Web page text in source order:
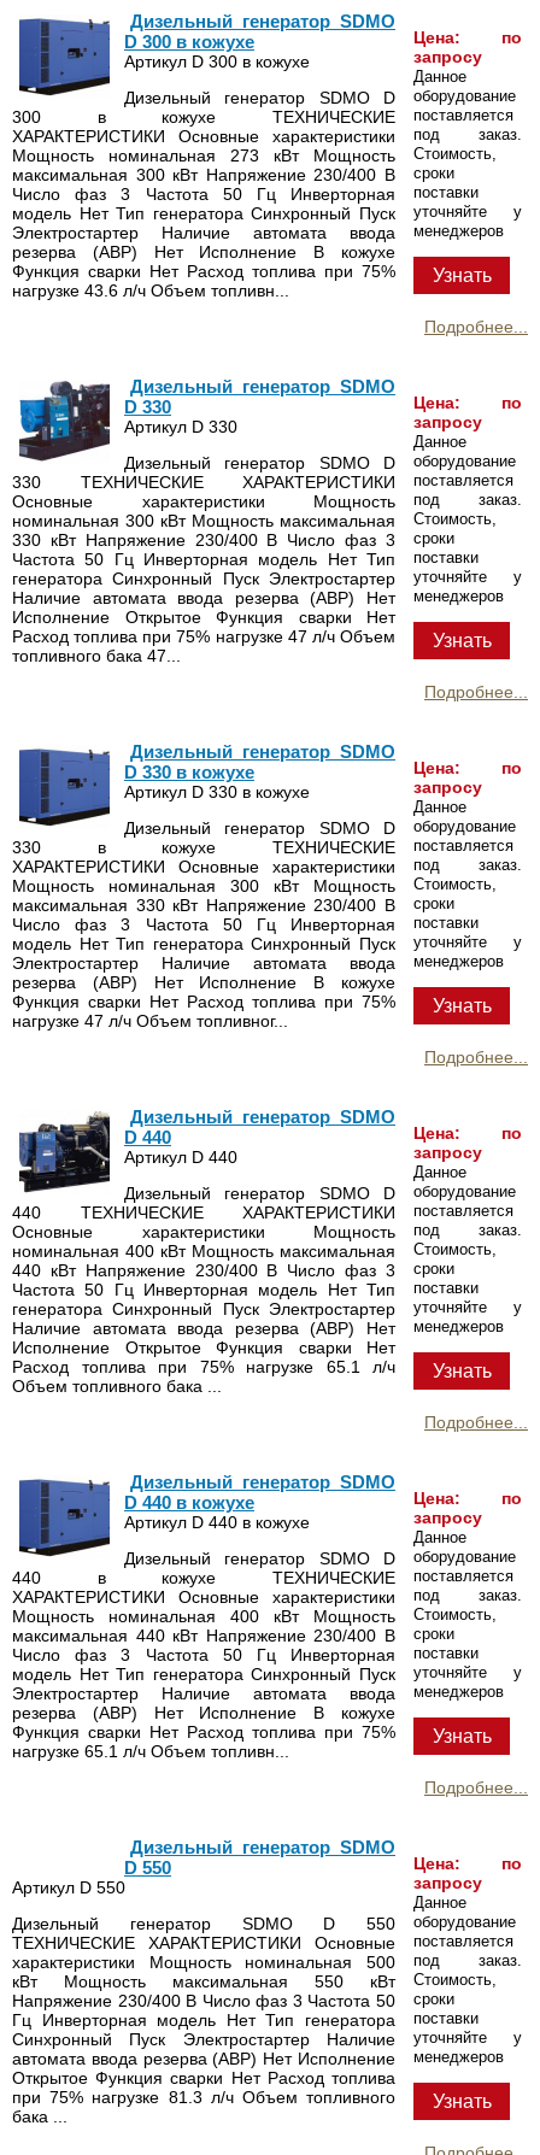
Цена: по
запросу
Данное
оборудование
поставляется
под заказ.
Стоимость,
сроки
поставки
уточняйте у
менеджеров
Узнать
Дизельный генератор SDMO
D 300 в кожухе
Артикул D 300 в кожухе
Дизельный генератор SDMO D
300 в кожухе ТЕХНИЧЕСКИЕ
ХАРАКТЕРИСТИКИ Основные характеристики
Мощность номинальная 273 кВт Мощность
максимальная 300 кВт Напряжение 230/400 В
Число фаз 3 Частота 50 Гц Инверторная
модель Нет Тип генератора Синхронный Пуск
Электростартер Наличие автомата ввода
резерва (АВР) Нет Исполнение В кожухе
Функция сварки Нет Расход топлива при 75%
нагрузке 43.6 л/ч Объем топливн...
Подробнее...
Цена: по
запросу
Данное
оборудование
поставляется
под заказ.
Стоимость,
сроки
поставки
уточняйте у
менеджеров
Узнать
Дизельный генератор SDMO
D 330
Артикул D 330
Дизельный генератор SDMO D
330 ТЕХНИЧЕСКИЕ ХАРАКТЕРИСТИКИ
Основные характеристики Мощность
номинальная 300 кВт Мощность максимальная
330 кВт Напряжение 230/400 В Число фаз 3
Частота 50 Гц Инверторная модель Нет Тип
генератора Синхронный Пуск Электростартер
Наличие автомата ввода резерва (АВР) Нет
Исполнение Открытое Функция сварки Нет
Расход топлива при 75% нагрузке 47 л/ч Объем
топливного бака 47...
Подробнее...
Цена: по
запросу
Данное
оборудование
поставляется
под заказ.
Стоимость,
сроки
поставки
уточняйте у
менеджеров
Узнать
Дизельный генератор SDMO
D 330 в кожухе
Артикул D 330 в кожухе
Дизельный генератор SDMO D
330 в кожухе ТЕХНИЧЕСКИЕ
ХАРАКТЕРИСТИКИ Основные характеристики
Мощность номинальная 300 кВт Мощность
максимальная 330 кВт Напряжение 230/400 В
Число фаз 3 Частота 50 Гц Инверторная
модель Нет Тип генератора Синхронный Пуск
Электростартер Наличие автомата ввода
резерва (АВР) Нет Исполнение В кожухе
Функция сварки Нет Расход топлива при 75%
нагрузке 47 л/ч Объем топливног...
Подробнее...
Цена: по
запросу
Данное
оборудование
поставляется
под заказ.
Стоимость,
сроки
поставки
уточняйте у
менеджеров
Узнать
Дизельный генератор SDMO
D 440
Артикул D 440
Дизельный генератор SDMO D
440 ТЕХНИЧЕСКИЕ ХАРАКТЕРИСТИКИ
Основные характеристики Мощность
номинальная 400 кВт Мощность максимальная
440 кВт Напряжение 230/400 В Число фаз 3
Частота 50 Гц Инверторная модель Нет Тип
генератора Синхронный Пуск Электростартер
Наличие автомата ввода резерва (АВР) Нет
Исполнение Открытое Функция сварки Нет
Расход топлива при 75% нагрузке 65.1 л/ч
Объем топливного бака ...
Подробнее...
Цена: по
запросу
Данное
оборудование
поставляется
под заказ.
Стоимость,
сроки
поставки
уточняйте у
менеджеров
Узнать
Дизельный генератор SDMO
D 440 в кожухе
Артикул D 440 в кожухе
Дизельный генератор SDMO D
440 в кожухе ТЕХНИЧЕСКИЕ
ХАРАКТЕРИСТИКИ Основные характеристики
Мощность номинальная 400 кВт Мощность
максимальная 440 кВт Напряжение 230/400 В
Число фаз 3 Частота 50 Гц Инверторная
модель Нет Тип генератора Синхронный Пуск
Электростартер Наличие автомата ввода
резерва (АВР) Нет Исполнение В кожухе
Функция сварки Нет Расход топлива при 75%
нагрузке 65.1 л/ч Объем топливн...
Подробнее...
Цена: по
запросу
Данное
оборудование
поставляется
под заказ.
Стоимость,
сроки
поставки
уточняйте у
менеджеров
Узнать
Дизельный генератор SDMO
D 550
Артикул D 550
Дизельный генератор SDMO D 550
ТЕХНИЧЕСКИЕ ХАРАКТЕРИСТИКИ Основные
характеристики Мощность номинальная 500
кВт Мощность максимальная 550 кВт
Напряжение 230/400 В Число фаз 3 Частота 50
Гц Инверторная модель Нет Тип генератора
Синхронный Пуск Электростартер Наличие
автомата ввода резерва (АВР) Нет Исполнение
Открытое Функция сварки Нет Расход топлива
при 75% нагрузке 81.3 л/ч Объем топливного
бака ...